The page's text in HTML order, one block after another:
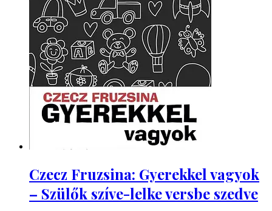
Czecz Fruzsina: Gyerekkel vagyok
– Szülők szíve-lelke versbe szedve